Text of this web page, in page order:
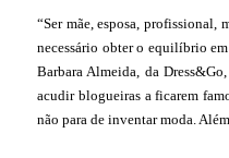
“Ser mãe, esposa, profissional,
necessário obter o equilíbrio
Barbara Almeida, da
acudir blogueiras a ficarem
não para de inventar moda.